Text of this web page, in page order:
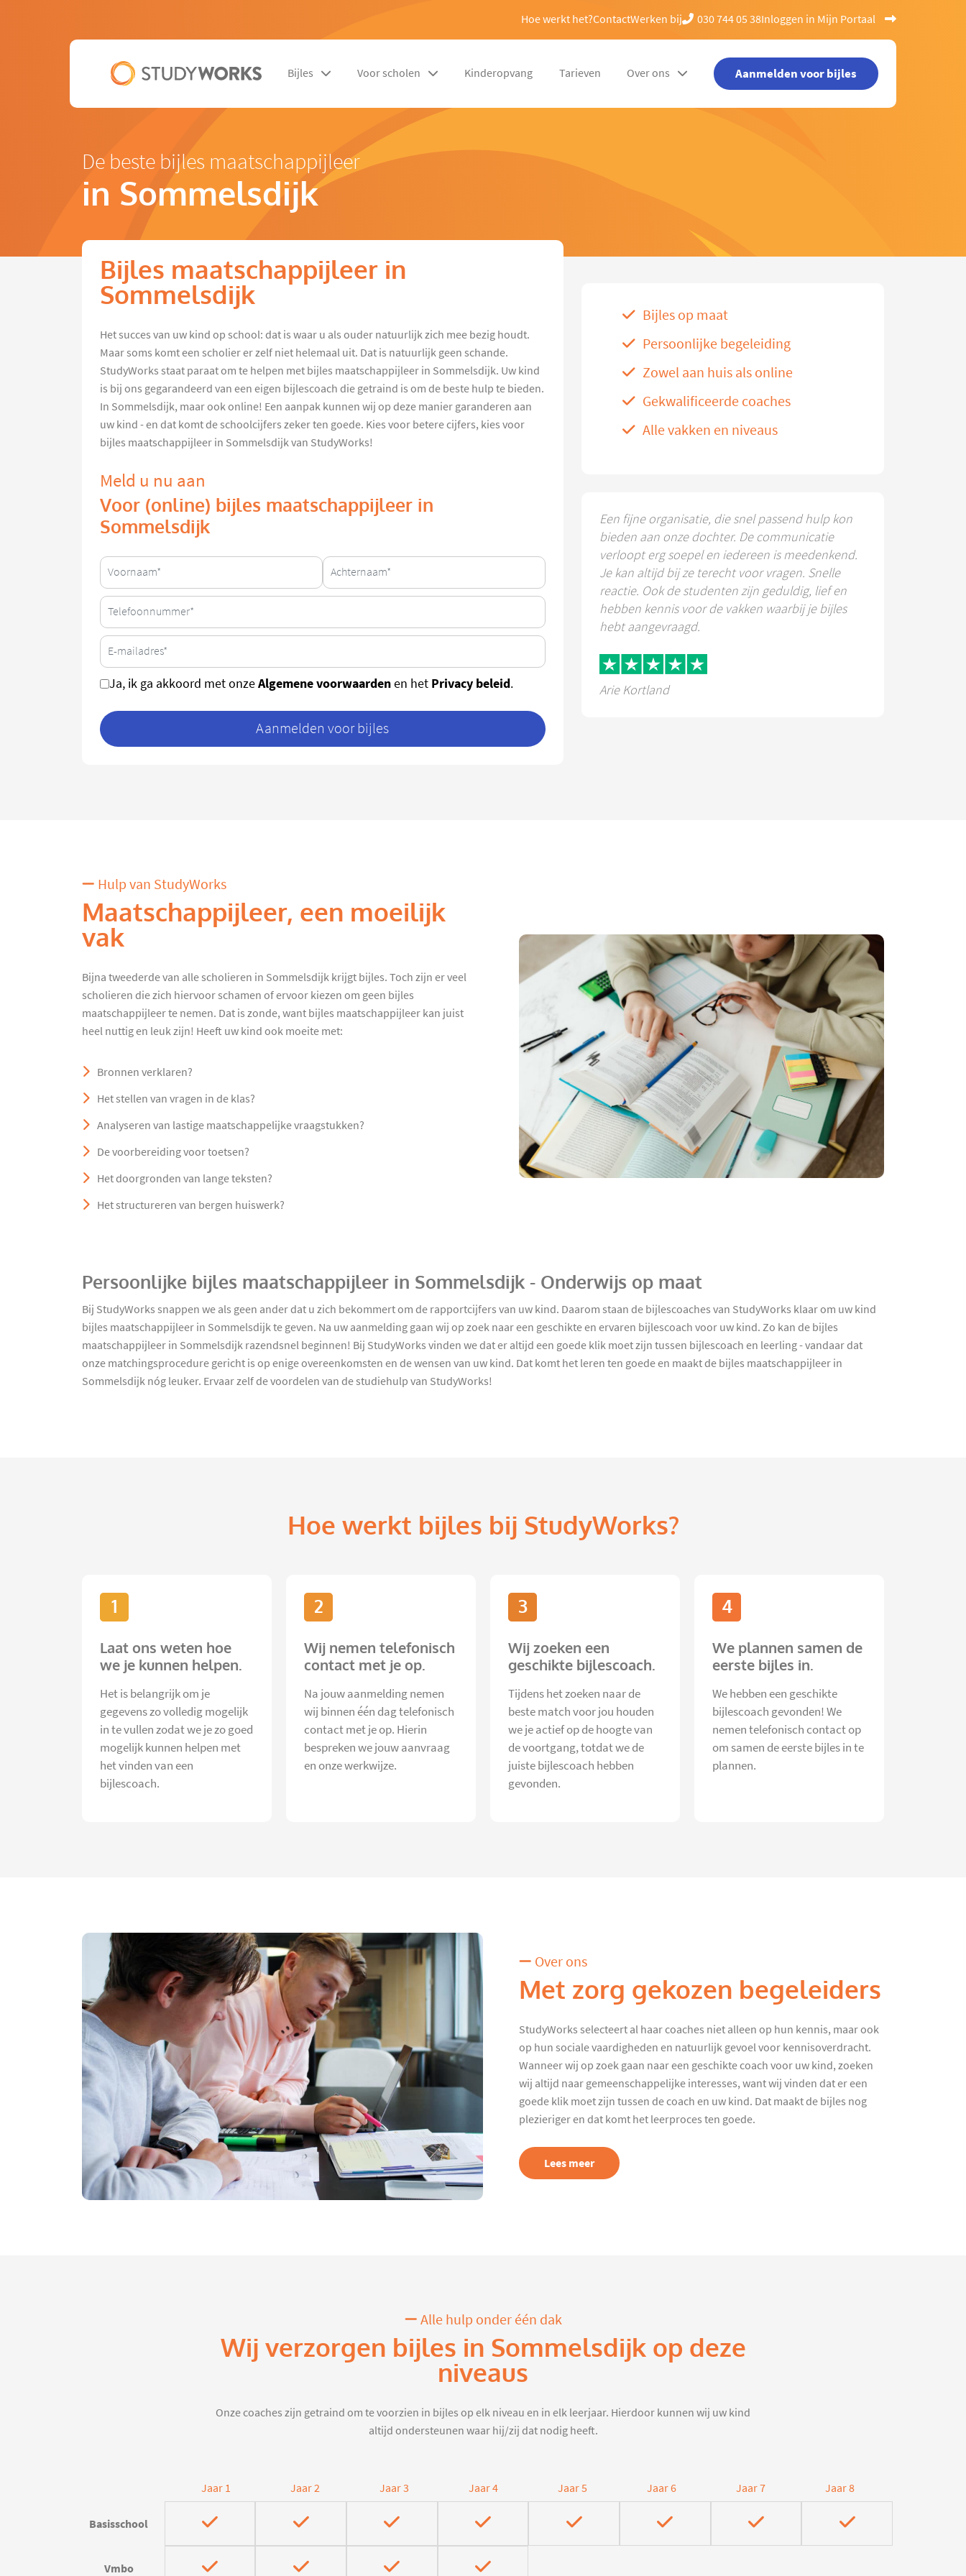
Hoe werkt het?ContactWerken bij 030 744 05 38Inloggen in Mijn Portaal
Bijles Voor scholen Kinderopvang Tarieven Over ons Aanmelden voor bijles
De beste bijles maatschappijleer
in Sommelsdijk
Bijles maatschappijleer in
Sommelsdijk
Het succes van uw kind op school: dat is waar u als ouder natuurlijk zich mee bezig houdt.
Maar soms komt een scholier er zelf niet helemaal uit. Dat is natuurlijk geen schande.
StudyWorks staat paraat om te helpen met bijles maatschappijleer in Sommelsdijk. Uw kind
is bij ons gegarandeerd van een eigen bijlescoach die getraind is om de beste hulp te bieden.
In Sommelsdijk, maar ook online! Een aanpak kunnen wij op deze manier garanderen aan
uw kind - en dat komt de schoolcijfers zeker ten goede. Kies voor betere cijfers, kies voor
bijles maatschappijleer in Sommelsdijk van StudyWorks!
Meld u nu aan
Voor (online) bijles maatschappijleer in
Sommelsdijk
Ja, ik ga akkoord met onzeAlgemene voorwaardenen het Privacy beleid.
Aanmelden voor bijles
Bijles op maat
Persoonlijke begeleiding
Zowel aan huis als online
Gekwalificeerde coaches
Alle vakken en niveaus
Een fijne organisatie, die snel passend hulp kon
bieden aan onze dochter. De communicatie
verloopt erg soepel en iedereen is meedenkend.
Je kan altijd bij ze terecht voor vragen. Snelle
reactie. Ook de studenten zijn geduldig, lief en
hebben kennis voor de vakken waarbij je bijles
hebt aangevraagd.
Arie Kortland
Hulp van StudyWorks
Maatschappijleer, een moeilijk
vak
Bijna tweederde van alle scholieren in Sommelsdijk krijgt bijles. Toch zijn er veel
scholieren die zich hiervoor schamen of ervoor kiezen om geen bijles
maatschappijleer te nemen. Dat is zonde, want bijles maatschappijleer kan juist
heel nuttig en leuk zijn! Heeft uw kind ook moeite met:
Bronnen verklaren?
Het stellen van vragen in de klas?
Analyseren van lastige maatschappelijke vraagstukken?
De voorbereiding voor toetsen?
Het doorgronden van lange teksten?
Het structureren van bergen huiswerk?
Persoonlijke bijles maatschappijleer in Sommelsdijk - Onderwijs op maat
Bij StudyWorks snappen we als geen ander dat u zich bekommert om de rapportcijfers van uw kind. Daarom staan de bijlescoaches van StudyWorks klaar om uw kind
bijles maatschappijleer in Sommelsdijk te geven. Na uw aanmelding gaan wij op zoek naar een geschikte en ervaren bijlescoach voor uw kind. Zo kan de bijles
maatschappijleer in Sommelsdijk razendsnel beginnen! Bij StudyWorks vinden we dat er altijd een goede klik moet zijn tussen bijlescoach en leerling - vandaar dat
onze matchingsprocedure gericht is op enige overeenkomsten en de wensen van uw kind. Dat komt het leren ten goede en maakt de bijles maatschappijleer in
Sommelsdijk nóg leuker. Ervaar zelf de voordelen van de studiehulp van StudyWorks!
Hoe werkt bijles bij StudyWorks?
1
Laat ons weten hoe
we je kunnen helpen.
Het is belangrijk om je
gegevens zo volledig mogelijk
in te vullen zodat we je zo goed
mogelijk kunnen helpen met
het vinden van een
bijlescoach.
2
Wij nemen telefonisch
contact met je op.
Na jouw aanmelding nemen
wij binnen één dag telefonisch
contact met je op. Hierin
bespreken we jouw aanvraag
en onze werkwijze.
3
Wij zoeken een
geschikte bijlescoach.
Tijdens het zoeken naar de
beste match voor jou houden
we je actief op de hoogte van
de voortgang, totdat we de
juiste bijlescoach hebben
gevonden.
4
We plannen samen de
eerste bijles in.
We hebben een geschikte
bijlescoach gevonden! We
nemen telefonisch contact op
om samen de eerste bijles in te
plannen.
Over ons
Met zorg gekozen begeleiders
StudyWorks selecteert al haar coaches niet alleen op hun kennis, maar ook
op hun sociale vaardigheden en natuurlijk gevoel voor kennisoverdracht.
Wanneer wij op zoek gaan naar een geschikte coach voor uw kind, zoeken
wij altijd naar gemeenschappelijke interesses, want wij vinden dat er een
goede klik moet zijn tussen de coach en uw kind. Dat maakt de bijles nog
plezieriger en dat komt het leerproces ten goede.
Lees meer
Alle hulp onder één dak
Wij verzorgen bijles in Sommelsdijk op deze
niveaus
Onze coaches zijn getraind om te voorzien in bijles op elk niveau en in elk leerjaar. Hierdoor kunnen wij uw kind
altijd ondersteunen waar hij/zij dat nodig heeft.
Jaar 1 Jaar 2 Jaar 3 Jaar 4 Jaar 5 Jaar 6 Jaar 7 Jaar 8
Basisschool
Vmbo